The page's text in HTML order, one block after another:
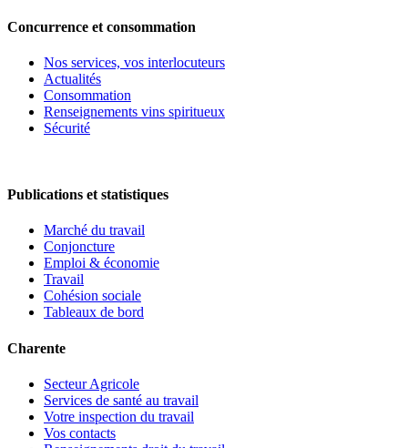
Concurrence et consommation
Nos services, vos interlocuteurs
Actualités
Consommation
Renseignements vins spiritueux
Sécurité
Publications et statistiques
Marché du travail
Conjoncture
Emploi & économie
Travail
Cohésion sociale
Tableaux de bord
Charente
Secteur Agricole
Services de santé au travail
Votre inspection du travail
Vos contacts